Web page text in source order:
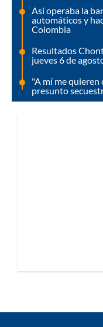
Así operaba la
automáticos y
Colombia
Resultados
jueves 6 de
"A mí me
presunto